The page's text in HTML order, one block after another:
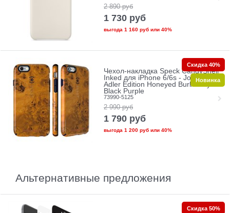
2 890 руб
1 730 руб
выгода 1 160 рубили 40%
Чехол-накладка Speck CandyShell
Inked для iPhone 6/6s - Jonathan
Adler Edition Honeyed Burl/Berry
Black Purple
73990-5125
2 990 руб
1 790 руб
выгода 1 200 рубили 40%
Скидка 40%
Новинка
Альтернативные предложения
Скидка 50%